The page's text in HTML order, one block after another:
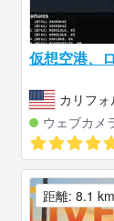
仮想空港、
カリフ
ウェブカメ
距離: 8.1 km